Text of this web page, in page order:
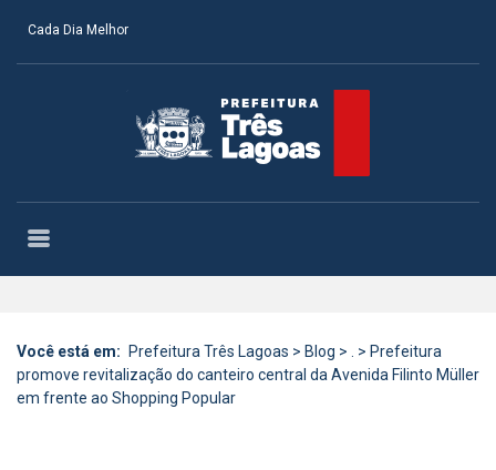
Cada Dia Melhor
Você está em: Prefeitura Três Lagoas > Blog > . > Prefeitura
promove revitalização do canteiro central da Avenida Filinto Müller
em frente ao Shopping Popular